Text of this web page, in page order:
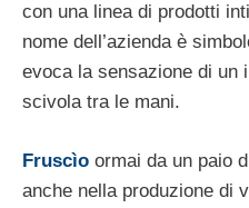
con una linea di prodotti
nome dell’azienda è
evoca la sensazione di un
scivola tra le mani.
Fruscìo ormai da un paio
anche nella produzione di